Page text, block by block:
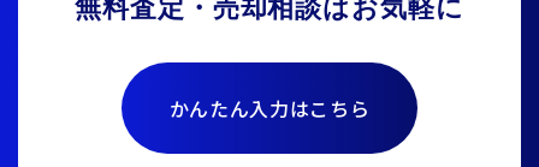
無料査定・売却相談はお気軽に
かんたん入力はこちら